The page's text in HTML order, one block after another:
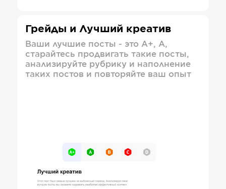
Грейды и Лучший креатив
Ваши лучшие посты - это А+, А,
старайтесь продвигать такие посты,
анализируйте рубрику и наполнение
таких постов и повторяйте ваш опыт